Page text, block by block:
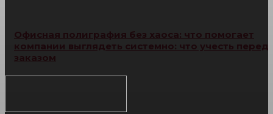
Офисная полиграфия без хаоса: что помогает
компании выглядеть системно: что учесть перед
заказом